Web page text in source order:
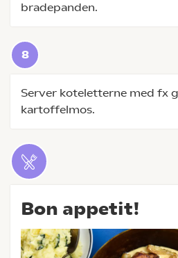
bradepanden.
Server koteletterne med fx
kartoffelmos.
Bon appetit!